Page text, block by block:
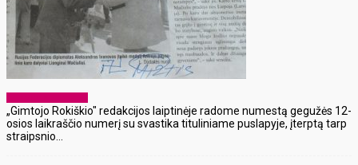
„Gimtojo Rokiškio" redakcijos laiptinėje radome numestą gegužės 12-
osios laikraščio numerį su svastika tituliniame puslapyje, įterptą tarp
straipsnio...